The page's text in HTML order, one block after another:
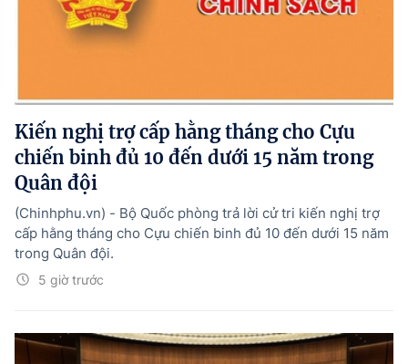
Kiến nghị trợ cấp hằng tháng cho Cựu
chiến binh đủ 10 đến dưới 15 năm trong
Quân đội
5 giờ trước
(Chinhphu.vn) - Bộ Quốc phòng trả lời cử tri kiến nghị trợ
cấp hằng tháng cho Cựu chiến binh đủ 10 đến dưới 15 năm
trong Quân đội.